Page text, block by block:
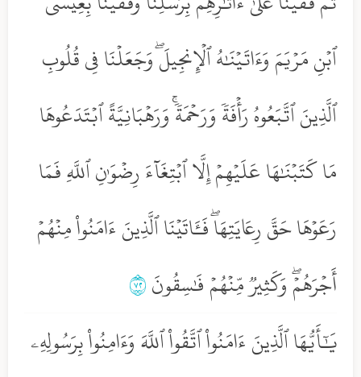
ٱبۡنِ مَرۡيَمَ وَءَاتَيۡنَٰهُ ٱلۡإِنجِيلَۖ وَجَعَلۡنَا فِي قُلُوبِ
ٱلَّذِينَ ٱتَّبَعُوهُ رَأۡفَةٗ وَرَحۡمَةٗۚ وَرَهۡبَانِيَّةً ٱبۡتَدَعُوهَا
مَا كَتَبۡنَٰهَا عَلَيۡهِمۡ إِلَّا ٱبۡتِغَآءَ رِضۡوَٰنِ ٱللَّهِ فَمَا
رَعَوۡهَا حَقَّ رِعَايَتِهَاۖ فَـَٔاتَيۡنَا ٱلَّذِينَ ءَامَنُواْ مِنۡهُمۡ
أَجۡرَهُمۡۖ وَكَثِيرٞ مِّنۡهُمۡ فَٰسِقُونَ٢٧
يَٰٓأَيُّهَا ٱلَّذِينَ ءَامَنُواْ ٱتَّقُواْ ٱللَّهَ وَءَامِنُواْ بِرَسُولِهِۦ